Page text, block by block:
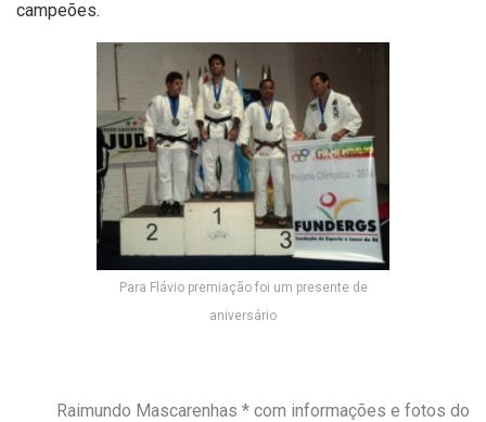
campeões.
Para Flávio premiação foi um presente de
aniversário
Raimundo Mascarenhas * com informações e fotos do